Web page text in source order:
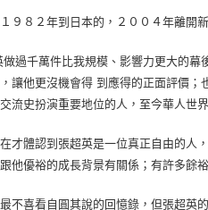
９８２年到日本的，２００４年離開
做過千萬件比我規模、影響力更大的
讓他更沒機會得 到應得的正面評價
流史扮演重要地位的人，至今華人世
才體認到張超英是一位真正自由的人
他優裕的成長背景有關係；有許多餘
不喜看自圓其說的回憶錄，但張超英